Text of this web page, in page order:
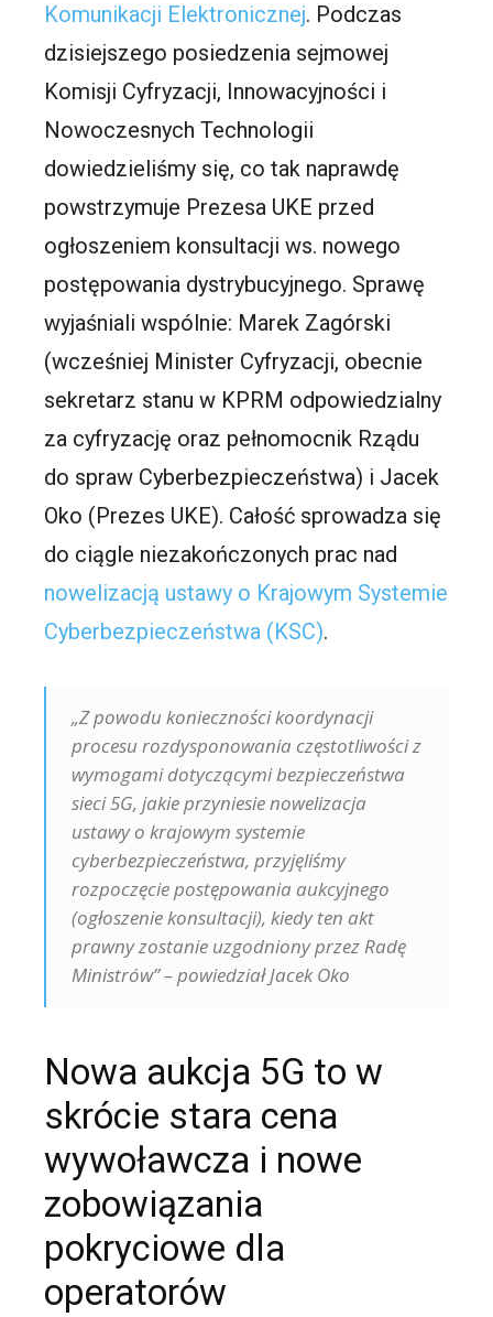
Komunikacji Elektronicznej. Podczas
dzisiejszego posiedzenia sejmowej
Komisji Cyfryzacji, Innowacyjności i
Nowoczesnych Technologii
dowiedzieliśmy się, co tak naprawdę
powstrzymuje Prezesa UKE przed
ogłoszeniem konsultacji ws. nowego
postępowania dystrybucyjnego. Sprawę
wyjaśniali wspólnie: Marek Zagórski
(wcześniej Minister Cyfryzacji, obecnie
sekretarz stanu w KPRM odpowiedzialny
za cyfryzację oraz pełnomocnik Rządu
do spraw Cyberbezpieczeństwa) i Jacek
Oko (Prezes UKE). Całość sprowadza się
do ciągle niezakończonych prac nad
nowelizacją ustawy o Krajowym Systemie
Cyberbezpieczeństwa (KSC).
„Z powodu konieczności koordynacji
procesu rozdysponowania częstotliwości z
wymogami dotyczącymi bezpieczeństwa
sieci 5G, jakie przyniesie nowelizacja
ustawy o krajowym systemie
cyberbezpieczeństwa, przyjęliśmy
rozpoczęcie postępowania aukcyjnego
(ogłoszenie konsultacji), kiedy ten akt
prawny zostanie uzgodniony przez Radę
Ministrów” – powiedział Jacek Oko
Nowa aukcja 5G to w
skrócie stara cena
wywoławcza i nowe
zobowiązania
pokryciowe dla
operatorów